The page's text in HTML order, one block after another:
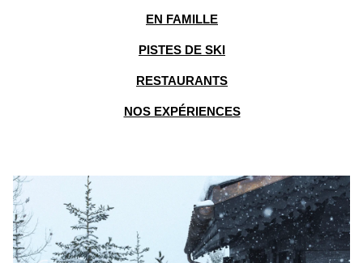
EN FAMILLE
PISTES DE SKI
RESTAURANTS
NOS EXPÉRIENCES